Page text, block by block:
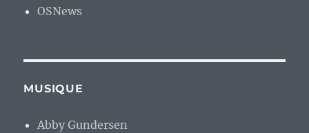
OSNews
MUSIQUE
Abby Gundersen